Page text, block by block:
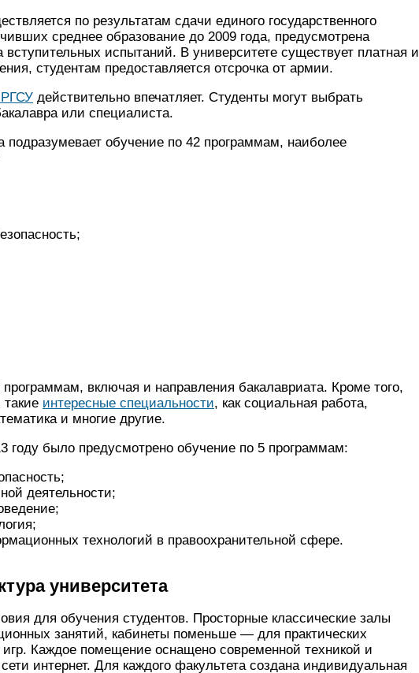
по результатам сдачи единого государственного
среднее образование до 2009 года, предусмотрена
вступительных испытаний. В университете существует платная и
студентам предоставляется отсрочка от армии.
РГСУ действительно впечатляет. Студенты могут выбрать
или специалиста.
подразумевает обучение по 42 программам, наиболее
программам, включая и направления бакалавриата. Кроме того,
интересные специальности, как социальная работа,
и многие другие.
году было предусмотрено обучение по 5 программам:
деятельности;
технологий в правоохранительной сфере.
университета
для обучения студентов. Просторные классические залы
занятий, кабинеты поменьше — для практических
Каждое помещение оснащено современной техникой и
интернет. Для каждого факультета создана индивидуальная